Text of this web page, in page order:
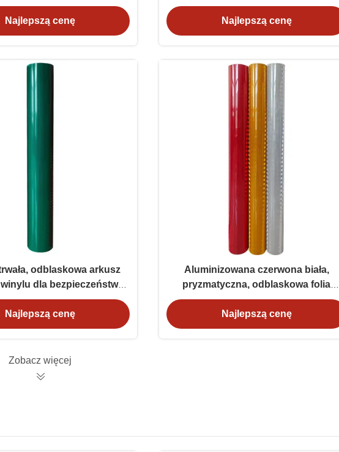
ruchu drogowego
Najlepszą cenę
Najlepszą cenę
odblaskowa arkusz
dla bezpieczeństwa
drogowego
Najlepszą cenę
Aluminizowana czerwona biała,
pryzmatyczna, odblaskowa folia
winylowa, wysoka intensywność
Najlepszą cenę
Zobacz więcej